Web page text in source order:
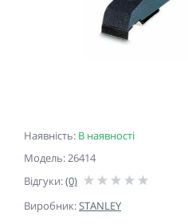
Наявність: В наявності
Модель: 26414
Відгуки:(0)
Виробник:STANLEY